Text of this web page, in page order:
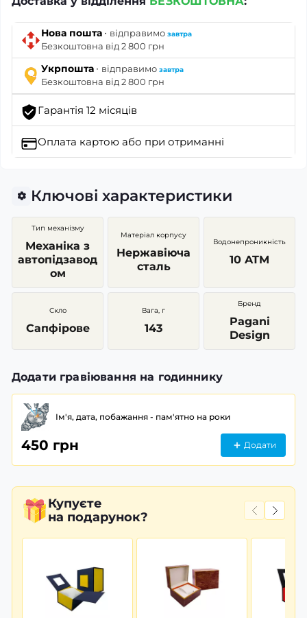
Нова пошта · відправимо завтра
Безкоштовна від 2 800 грн
Укрпошта · відправимо завтра
Безкоштовна від 2 800 грн
Гарантія 12 місяців
Оплата картою або при отриманні
Ключові характеристики
Тип механізму
Механіка з
автопідзавод
ом
Матеріал корпусу
Нержавіюча
сталь
Водонепроникність
10 ATM
Скло
Сапфірове
Вага, г
143
Бренд
Pagani
Design
Додати гравіювання на годиннику
Ім'я, дата, побажання - пам'ятно на роки
450 грн Додати
Купуєте
на подарунок?